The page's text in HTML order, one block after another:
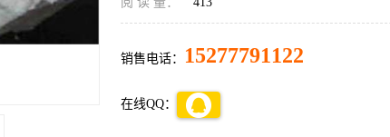
销售电话： 15277791122
在线QQ：